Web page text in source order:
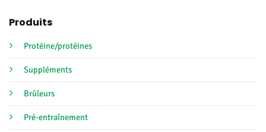
Produits
Protéine/protéines
Suppléments
Brûleurs
Pré-entraînement